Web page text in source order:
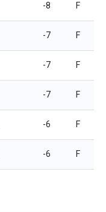
-8 F
-7 F
-7 F
-7 F
-6 F
-6 F